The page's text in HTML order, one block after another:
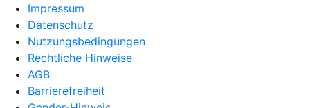
Impressum
Datenschutz
Nutzungsbedingungen
Rechtliche Hinweise
AGB
Barrierefreiheit